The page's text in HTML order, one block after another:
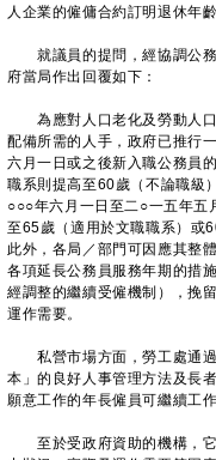
人企業的僱傭合約訂明退休年
就議員的提問，經協調公務
府當局作出回覆如下：
為應對人口老化及勞動人口
配備所需的人手，政府已推行
六月一日或之後新入職公務員
職系則提高至60歲（不論職級
○○○年六月一日至二○一五年五
至65歲（適用於文職職系）或
此外，各局／部門可因應其整
各項延長公務員服務年期的措
經調整的繼續受僱機制），挽
運作需要。
私營市場方面，勞工處通過
本」的良好人事管理方法及長
願意工作的年長僱員可繼續工作
至於受政府資助的機構，它